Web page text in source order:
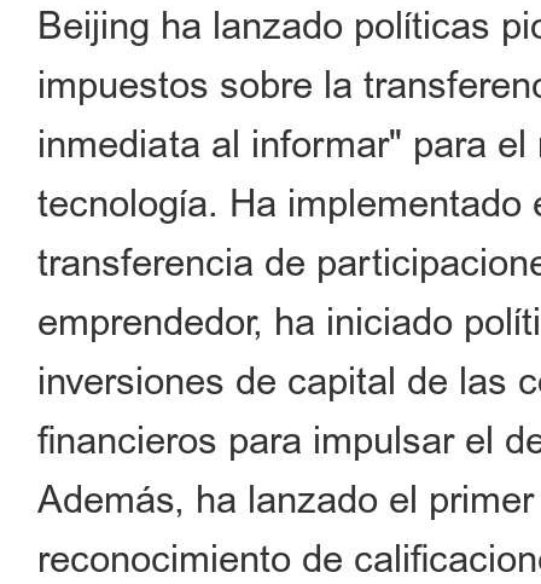
Beijing ha lanzado políticas
impuestos sobre la
inmediata al informar" para
tecnología. Ha
transferencia de
emprendedor, ha iniciado
inversiones de capital de las
financieros para impulsar el
Además, ha lanzado el
reconocimiento de